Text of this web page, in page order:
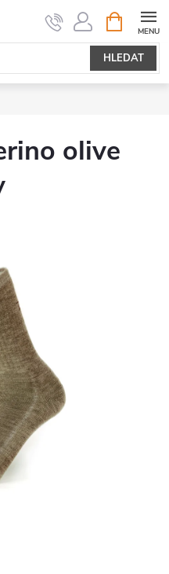
HLEDAT
NÁKUPNÍ
KOŠÍK
olive